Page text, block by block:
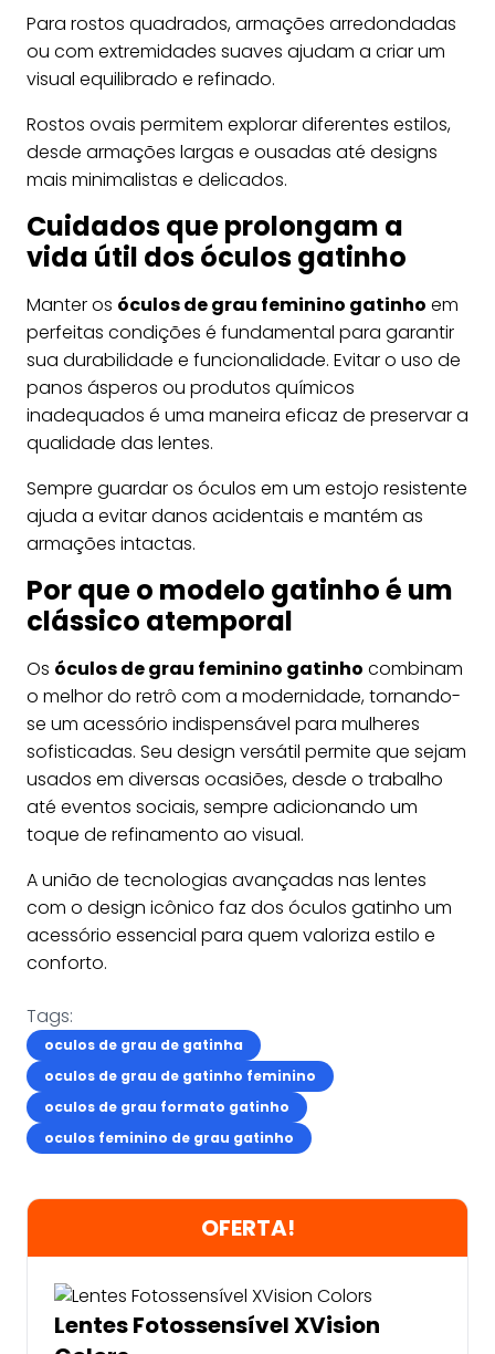
Para rostos quadrados, armações arredondadas
ou com extremidades suaves ajudam a criar um
visual equilibrado e refinado.
Rostos ovais permitem explorar diferentes estilos,
desde armações largas e ousadas até designs
mais minimalistas e delicados.
Cuidados que prolongam a
vida útil dos óculos gatinho
Manter os óculos de grau feminino gatinho em
perfeitas condições é fundamental para garantir
sua durabilidade e funcionalidade. Evitar o uso de
panos ásperos ou produtos químicos
inadequados é uma maneira eficaz de preservar a
qualidade das lentes.
Sempre guardar os óculos em um estojo resistente
ajuda a evitar danos acidentais e mantém as
armações intactas.
Por que o modelo gatinho é um
clássico atemporal
Os óculos de grau feminino gatinho combinam
o melhor do retrô com a modernidade, tornando-
se um acessório indispensável para mulheres
sofisticadas. Seu design versátil permite que sejam
usados em diversas ocasiões, desde o trabalho
até eventos sociais, sempre adicionando um
toque de refinamento ao visual.
A união de tecnologias avançadas nas lentes
com o design icônico faz dos óculos gatinho um
acessório essencial para quem valoriza estilo e
conforto.
Tags:
oculos de grau de gatinha
oculos de grau de gatinho feminino
oculos de grau formato gatinho
oculos feminino de grau gatinho
OFERTA!
Lentes Fotossensível XVision